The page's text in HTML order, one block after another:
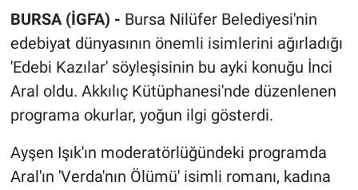
BURSA (İGFA) - Bursa Nilüfer Belediyesi'nin
edebiyat dünyasının önemli isimlerini ağırladığı
'Edebi Kazılar' söyleşisinin bu ayki konuğu İnci
Aral oldu. Akkılıç Kütüphanesi'nde düzenlenen
programa okurlar, yoğun ilgi gösterdi.
Ayşen Işık'ın moderatörlüğündeki programda
Aral'ın 'Verda'nın Ölümü' isimli romanı, kadına